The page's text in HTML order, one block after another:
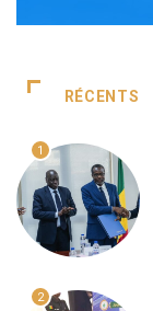
RÉCENTS
1
2